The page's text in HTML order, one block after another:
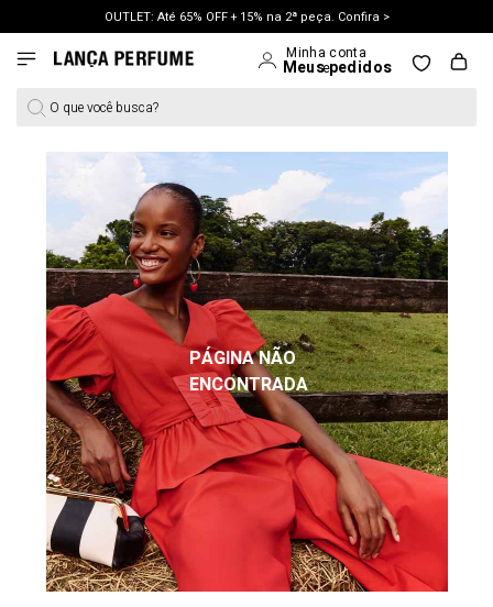
OUTLET: Até 65% OFF + 15% na 2ª peça. Confira >
LANÇAMENTO PRIMAVERA 27. Clique e aproveite.
O que você busca?
PÁGINA NÃO
ENCONTRADA